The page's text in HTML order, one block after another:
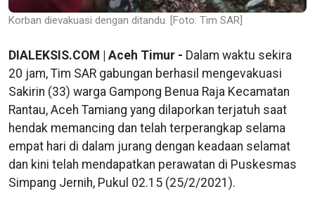
Korban dievakuasi dengan ditandu. [Foto: Tim SAR]
DIALEKSIS.COM | Aceh Timur - Dalam waktu sekira
20 jam, Tim SAR gabungan berhasil mengevakuasi
Sakirin (33) warga Gampong Benua Raja Kecamatan
Rantau, Aceh Tamiang yang dilaporkan terjatuh saat
hendak memancing dan telah terperangkap selama
empat hari di dalam jurang dengan keadaan selamat
dan kini telah mendapatkan perawatan di Puskesmas
Simpang Jernih, Pukul 02.15 (25/2/2021).